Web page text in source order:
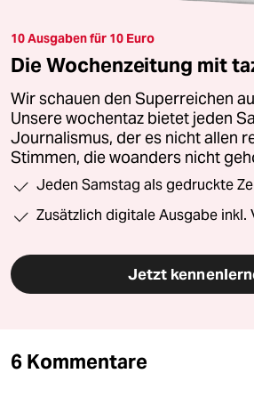
10 Ausgaben für 10 Euro
Die Wochenzeitung mit
Wir schauen den Superreichen
Unsere wochentaz bietet jeden
Journalismus, der es nicht allen
Stimmen, die woanders nicht
Jeden Samstag als gedruckte
Zusätzlich digitale Ausgabe inkl.
Jetzt
6 Kommentare